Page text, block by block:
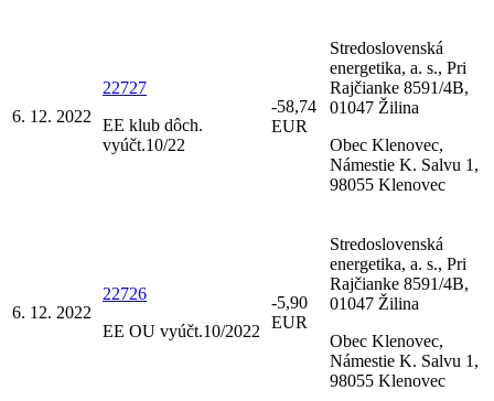
6. 12. 2022
22727
EE klub dôch.
vyúčt.10/22
-58,74
EUR
Stredoslovenská
energetika, a. s., Pri
Rajčianke 8591/4B,
01047 Žilina
Obec Klenovec,
Námestie K. Salvu 1,
98055 Klenovec
6. 12. 2022
22726
EE OU vyúčt.10/2022
-5,90
EUR
Stredoslovenská
energetika, a. s., Pri
Rajčianke 8591/4B,
01047 Žilina
Obec Klenovec,
Námestie K. Salvu 1,
98055 Klenovec